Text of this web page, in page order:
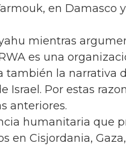
en Damasco
mientras
es una
también la narrativa
Por estas
anteriores.
humanitaria que
en Cisjordania,